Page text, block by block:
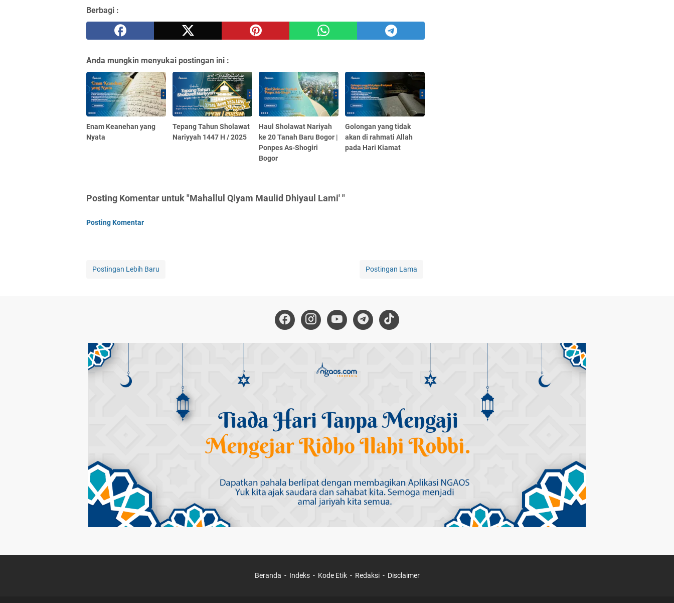
Berbagi :
Anda mungkin menyukai postingan ini :
Enam Keanehan yang
Nyata
Tepang Tahun Sholawat
Nariyyah 1447 H / 2025
Haul Sholawat Nariyah
ke 20 Tanah Baru Bogor |
Ponpes As-Shogiri
Bogor
Golongan yang tidak
akan di rahmati Allah
pada Hari Kiamat
Posting Komentar untuk "Mahallul Qiyam Maulid Dhiyaul Lami' "
Posting Komentar
Postingan Lebih Baru Postingan Lama
Beranda Indeks Kode Etik Redaksi Disclaimer